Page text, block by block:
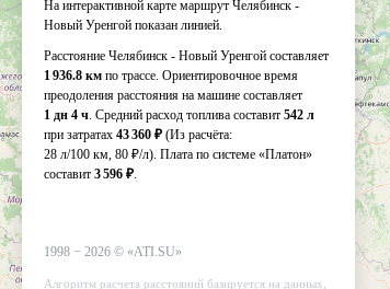
На интерактивной карте маршрут Челябинск -
Новый Уренгой показан линией.
Расстояние Челябинск - Новый Уренгой составляет
1 936.8 км по трассе. Ориентировочное время
преодоления расстояния на машине составляет
1 дн 4 ч. Средний расход топлива составит 542 л
при затратах 43 360 ₽ (Из расчёта:
28 л/100 км, 80 ₽/л). Плата по системе «Платон»
составит 3 596 ₽.
1998 − 2026 © «ATI.SU»
Алгоритм расчета расстояний базируется на данных,